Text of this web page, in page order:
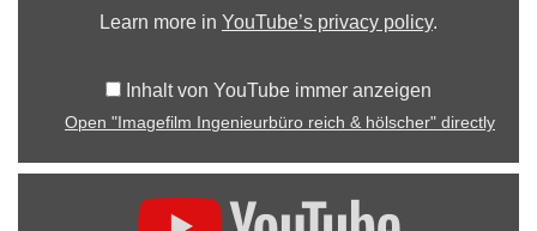
Learn more in YouTube’s privacy policy.
Inhalt von YouTube immer anzeigen
Open "Imagefilm Ingenieurbüro reich & hölscher" directly